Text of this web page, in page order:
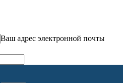
Ваш адрес электронной почты